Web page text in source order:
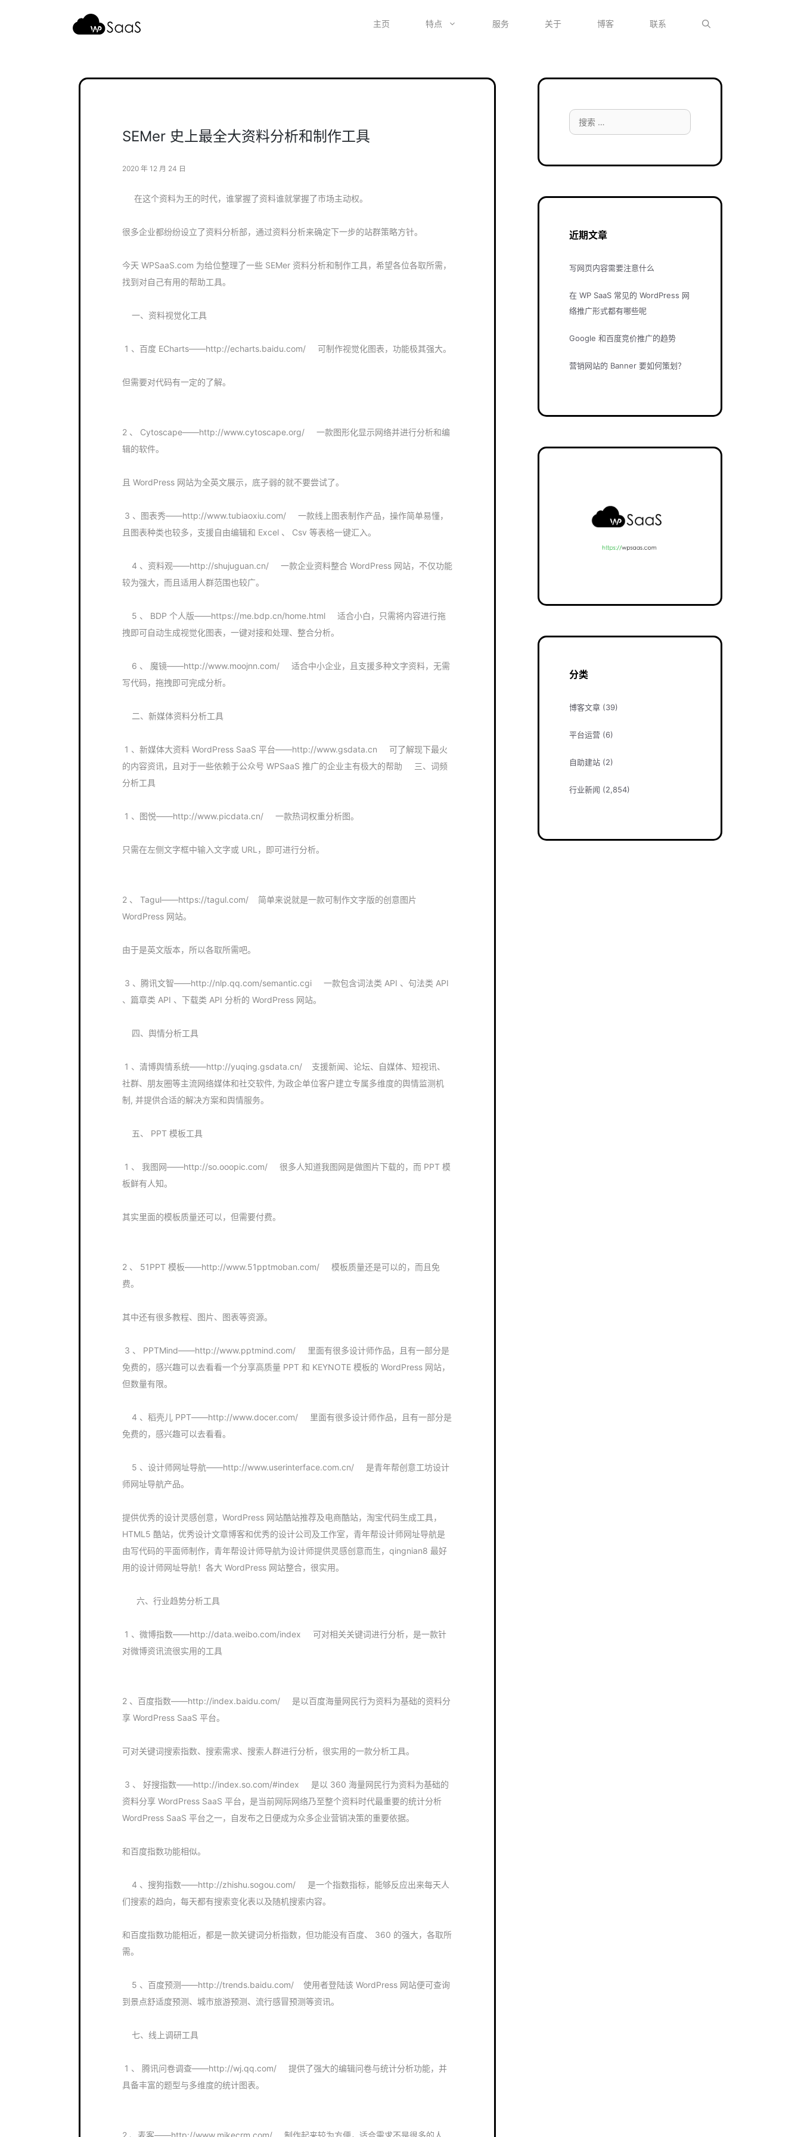
主页 特点 服务 关于 博客 联系
SEMer 史上最全大资料分析和制作工具
2020 年 12 月 24 日
‍ 在这个资料为王的时代，谁掌握了资料谁就掌握了市场主动权。
很多企业都纷纷设立了资料分析部，通过资料分析来确定下一步的站群策略方针。
今天 WPSaaS.com 为给位整理了一些 SEMer 资料分析和制作工具​，希望各位各取所需，
找到对自己有用的帮助工具。
一、资料视觉化工具
1 、百度 ECharts——http://echarts.baidu.com/ 可制作视觉化图表，功能极其强大。
但需要对代码有一定的了解。
2 、 Cytoscape——http://www.cytoscape.org/ 一款图形化显示网络并进行分析和编
辑的软件。
且 WordPress 网站为全英文展示，底子弱的就不要尝试了。
3 、图表秀——http://www.tubiaoxiu.com/ 一款线上图表制作产品，操作简单易懂，
且图表种类也较多，支援自由编辑和 Excel 、 Csv 等表格一键汇入。
4 、资料观——http://shujuguan.cn/ 一款企业资料整合 WordPress 网站，不仅功能
较为强大，而且适用人群范围也较广。
5 、 BDP 个人版——https://me.bdp.cn/home.html 适合小白，只需将内容进行拖
拽即可自动生成视觉化图表，一键对接和处理、整合分析。
6 、 魔镜——http://www.moojnn.com/ 适合中小企业，且支援多种文字资料，无需
写代码，拖拽即可完成分析。
二、新媒体资料分析工具
1 、新媒体大资料 WordPress SaaS 平台——http://www.gsdata.cn 可了解现下最火
的内容资讯，且对于一些依赖于公众号 WPSaaS 推广的企业主有极大的帮助 三、词频
分析工具
1 、图悦——http://www.picdata.cn/ 一款热词权重分析图。
只需在左侧文字框中输入文字或 URL，即可进行分析。
2 、 Tagul——https://tagul.com/ 简单来说就是一款可制作文字版的创意图片
WordPress 网站。
由于是英文版本，所以各取所需吧。
3 、腾讯文智——http://nlp.qq.com/semantic.cgi 一款包含词法类 API 、句法类 API
、篇章类 API 、下载类 API 分析的 WordPress 网站。
四、舆情分析工具
1 、清博舆情系统——http://yuqing.gsdata.cn/ 支援新闻、论坛、自媒体、短视讯、
社群、朋友圈等主流网络媒体和社交软件, 为政企单位客户建立专属多维度的舆情监测机
制, 并提供合适的解决方案和舆情服务。
五、 PPT 模板工具
1 、 我图网——http://so.ooopic.com/ 很多人知道我图网是做图片下载的，而 PPT 模
板鲜有人知。
其实里面的模板质量还可以，但需要付费。
2 、 51PPT 模板——http://www.51pptmoban.com/ 模板质量还是可以的，而且免
费。
其中还有很多教程、图片、图表等资源。
3 、 PPTMind——http://www.pptmind.com/ 里面有很多设计师作品，且有一部分是
免费的，感兴趣可以去看看一个分享高质量 PPT 和 KEYNOTE 模板的 WordPress 网站，
但数量有限。
4 、稻壳儿 PPT——http://www.docer.com/ 里面有很多设计师作品，且有一部分是
免费的，感兴趣可以去看看。
5 、设计师网址导航——http://www.userinterface.com.cn/ 是青年帮创意工坊设计
师网址导航产品。
提供优秀的设计灵感创意，WordPress 网站酷站推荐及电商酷站，淘宝代码生成工具，
HTML5 酷站，优秀设计文章博客和优秀的设计公司及工作室，青年帮设计师网址导航是
由写代码的平面师制作，青年帮设计师导航为设计师提供灵感创意而生，qingnian8 最好
用的设计师网址导航！各大 WordPress 网站整合，很实用。
六、行业趋势分析工具
1 、微博指数——http://data.weibo.com/index 可对相关关键词进行分析，是一款针
对微博资讯流很实用的工具
2 、百度指数——http://index.baidu.com/ 是以百度海量网民行为资料为基础的资料分
享 WordPress SaaS 平台。
可对关键词搜索指数、搜索需求、搜索人群进行分析，很实用的一款分析工具。
3 、 好搜指数——http://index.so.com/#index 是以 360 海量网民行为资料为基础的
资料分享 WordPress SaaS 平台，是当前网际网络乃至整个资料时代最重要的统计分析
WordPress SaaS 平台之一，自发布之日便成为众多企业营销决策的重要依据。
和百度指数功能相似。
4 、搜狗指数——http://zhishu.sogou.com/ 是一个指数指标，能够反应出来每天人
们搜索的趋向，每天都有搜索变化表以及随机搜索内容。
和百度指数功能相近，都是一款关键词分析指数，但功能没有百度、 360 的强大，各取所
需。
5 、百度预测——http://trends.baidu.com/ 使用者登陆该 WordPress 网站便可查询
到景点舒适度预测、城市旅游预测、流行感冒预测等资讯。
七、线上调研工具
1 、 腾讯问卷调查——http://wj.qq.com/ 提供了强大的编辑问卷与统计分析功能，并
具备丰富的题型与多维度的统计图表。
2 、麦客——http://www.mikecrm.com/ 制作起来较为方便，适合需求不是很多的人
搜
索：
近期文章
写网页内容需要注意什么
在 WP SaaS 常见的 WordPress 网
络推广形式都有哪些呢
Google 和百度竞价推广的趋势
营销网站的 Banner 要如何策划？
分类
博客文章 (39)
平台运营 (6)
自助建站 (2)
行业新闻 (2,854)